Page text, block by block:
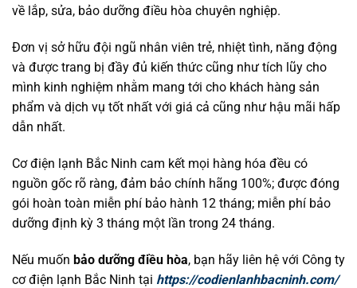
về lắp, sửa, bảo dưỡng điều hòa chuyên nghiệp.
Đơn vị sở hữu đội ngũ nhân viên trẻ, nhiệt tình, năng động
và được trang bị đầy đủ kiến thức cũng như tích lũy cho
mình kinh nghiệm nhằm mang tới cho khách hàng sản
phẩm và dịch vụ tốt nhất với giá cả cũng như hậu mãi hấp
dẫn nhất.
Cơ điện lạnh Bắc Ninh cam kết mọi hàng hóa đều có
nguồn gốc rõ ràng, đảm bảo chính hãng 100%; được đóng
gói hoàn toàn miễn phí bảo hành 12 tháng; miễn phí bảo
dưỡng định kỳ 3 tháng một lần trong 24 tháng.
Nếu muốn bảo dưỡng điều hòa, bạn hãy liên hệ với Công ty
cơ điện lạnh Bắc Ninh tại https://codienlanhbacninh.com/